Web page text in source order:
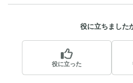
役に立ちました
役に立った